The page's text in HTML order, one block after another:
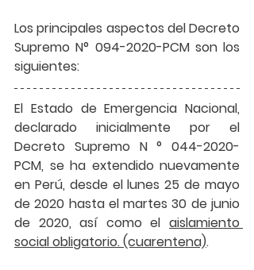
Los principales aspectos del Decreto
Supremo N° 094-2020-PCM son los
siguientes:
El Estado de Emergencia Nacional,
declarado inicialmente por el
Decreto Supremo N ° 044-2020-
PCM, se ha extendido nuevamente
en Perú, desde el lunes 25 de mayo
de 2020 hasta el martes 30 de junio
de 2020, así como el aislamiento
social obligatorio. (cuarentena).